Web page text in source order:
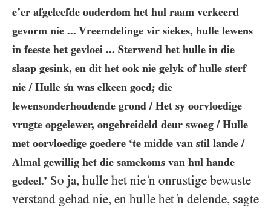
e’er afgeleefde ouderdom het hul raam verkeerd
gevorm nie ... Vreemdelinge vir siekes, hulle lewens
in feeste het gevloei ... Sterwend het hulle in die
slaap gesink, en dit het ook nie gelyk of hulle sterf
nie / Hulle s’n was elkeen goed; die
lewensonderhoudende grond / Het sy oorvloedige
vrugte opgelewer, ongebreideld deur swoeg / Hulle
met oorvloedige goedere ‘te midde van stil lande /
Almal gewillig het die samekoms van hul hande
gedeel.’ So ja, hulle het nie ‘n onrustige bewuste
verstand gehad nie, en hulle het ‘n delende, sagte